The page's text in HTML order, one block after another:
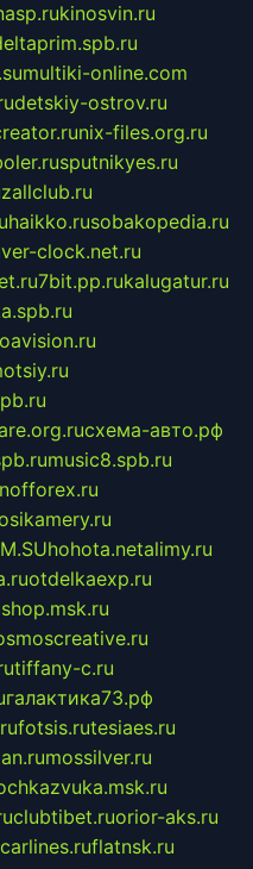
kinosvin.ru
multiki-online.com
detskiy-ostrov.ru
nix-files.org.ru
sputnikyes.ru
zallclub.ru
haikko.rusobakopedia.ru
clock.net.ru
7bit.pp.rukalugatur.ru
схема-авто.рф
music8.spb.ru
hohota.netalimy.ru
otdelkaexp.ru
tiffany-c.ru
галактика73.рф
fotsis.rutesiaes.ru
mossilver.ru
clubtibet.ruorior-aks.ru
carlines.ruflatnsk.ru